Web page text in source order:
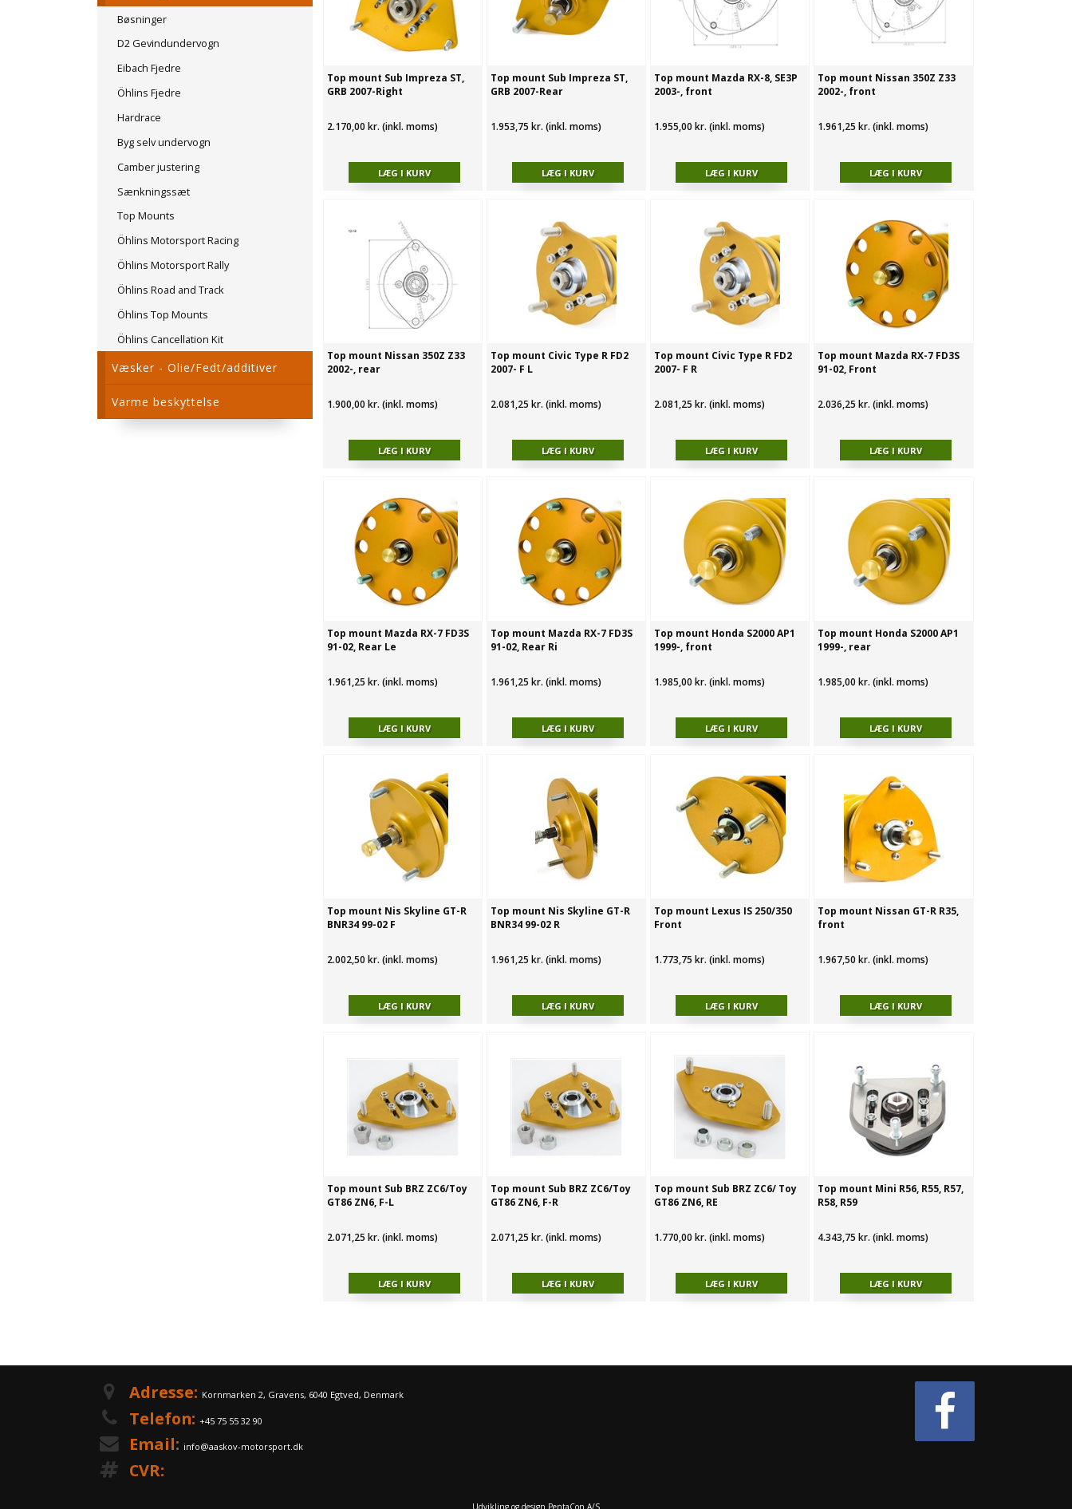
Bøsninger
D2 Gevindundervogn
Eibach Fjedre
Öhlins Fjedre
Hardrace
Byg selv undervogn
Camber justering
Sænkningssæt
Top Mounts
Öhlins Motorsport Racing
Öhlins Motorsport Rally
Öhlins Road and Track
Öhlins Top Mounts
Öhlins Cancellation Kit
Væsker - Olie/Fedt/additiver
Varme beskyttelse
Top mount Sub Impreza ST,
GRB 2007-Right
2.170,00 kr. (inkl. moms)
Top mount Sub Impreza ST,
GRB 2007-Rear
1.953,75 kr. (inkl. moms)
Top mount Mazda RX-8, SE3P
2003-, front
1.955,00 kr. (inkl. moms)
Top mount Nissan 350Z Z33
2002-, front
1.961,25 kr. (inkl. moms)
Top mount Nissan 350Z Z33
2002-, rear
1.900,00 kr. (inkl. moms)
Top mount Civic Type R FD2
2007- F L
2.081,25 kr. (inkl. moms)
Top mount Civic Type R FD2
2007- F R
2.081,25 kr. (inkl. moms)
Top mount Mazda RX-7 FD3S
91-02, Front
2.036,25 kr. (inkl. moms)
Top mount Mazda RX-7 FD3S
91-02, Rear Le
1.961,25 kr. (inkl. moms)
Top mount Mazda RX-7 FD3S
91-02, Rear Ri
1.961,25 kr. (inkl. moms)
Top mount Honda S2000 AP1
1999-, front
1.985,00 kr. (inkl. moms)
Top mount Honda S2000 AP1
1999-, rear
1.985,00 kr. (inkl. moms)
Top mount Nis Skyline GT-R
BNR34 99-02 F
2.002,50 kr. (inkl. moms)
Top mount Nis Skyline GT-R
BNR34 99-02 R
1.961,25 kr. (inkl. moms)
Top mount Lexus IS 250/350
Front
1.773,75 kr. (inkl. moms)
Top mount Nissan GT-R R35,
front
1.967,50 kr. (inkl. moms)
Top mount Sub BRZ ZC6/Toy
GT86 ZN6, F-L
2.071,25 kr. (inkl. moms)
Top mount Sub BRZ ZC6/Toy
GT86 ZN6, F-R
2.071,25 kr. (inkl. moms)
Top mount Sub BRZ ZC6/ Toy
GT86 ZN6, RE
1.770,00 kr. (inkl. moms)
Top mount Mini R56, R55, R57,
R58, R59
4.343,75 kr. (inkl. moms)
Adresse: Kornmarken 2, Gravens, 6040 Egtved, Denmark
Telefon: +45 75 55 32 90
Email: info@aaskov-motorsport.dk
CVR:
Udvikling og design PentaCon A/S